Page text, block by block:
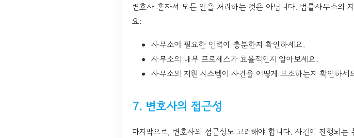
변호사 혼자서 모든 일을 처리하는 것은 아닙니다. 법률사무소의
요:
사무소에 필요한 인력이 충분한지 확인하세요.
사무소의 내부 프로세스가 효율적인지 알아보세요.
사무소의 지원 시스템이 사건을 어떻게 보조하는지 확인하세
7. 변호사의 접근성
마지막으로, 변호사의 접근성도 고려해야 합니다. 사건이 진행되